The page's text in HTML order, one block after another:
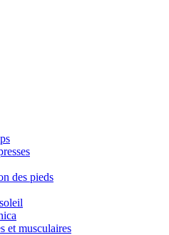
des pieds
et musculaires